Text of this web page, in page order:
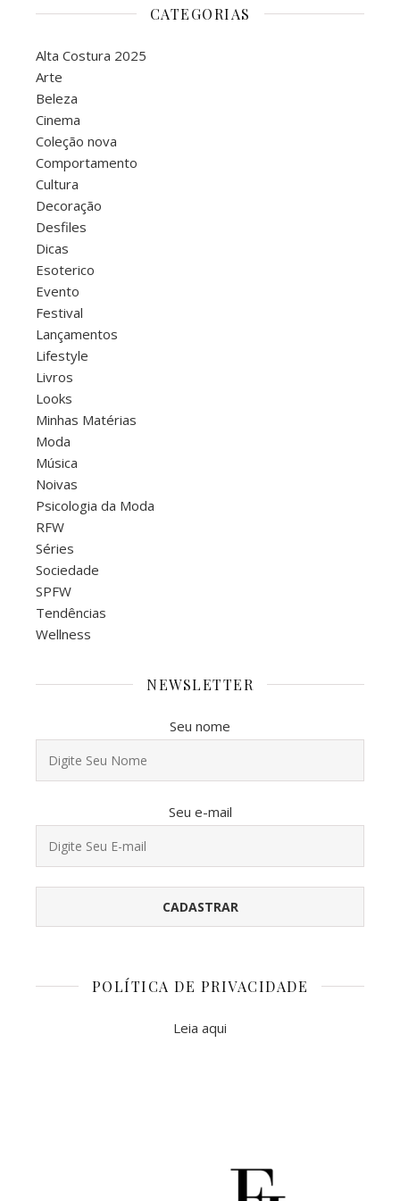
CATEGORIAS
Alta Costura 2025
Arte
Beleza
Cinema
Coleção nova
Comportamento
Cultura
Decoração
Desfiles
Dicas
Esoterico
Evento
Festival
Lançamentos
Lifestyle
Livros
Looks
Minhas Matérias
Moda
Música
Noivas
Psicologia da Moda
RFW
Séries
Sociedade
SPFW
Tendências
Wellness
NEWSLETTER
Seu nome
Seu e-mail
POLÍTICA DE PRIVACIDADE
Leia aqui